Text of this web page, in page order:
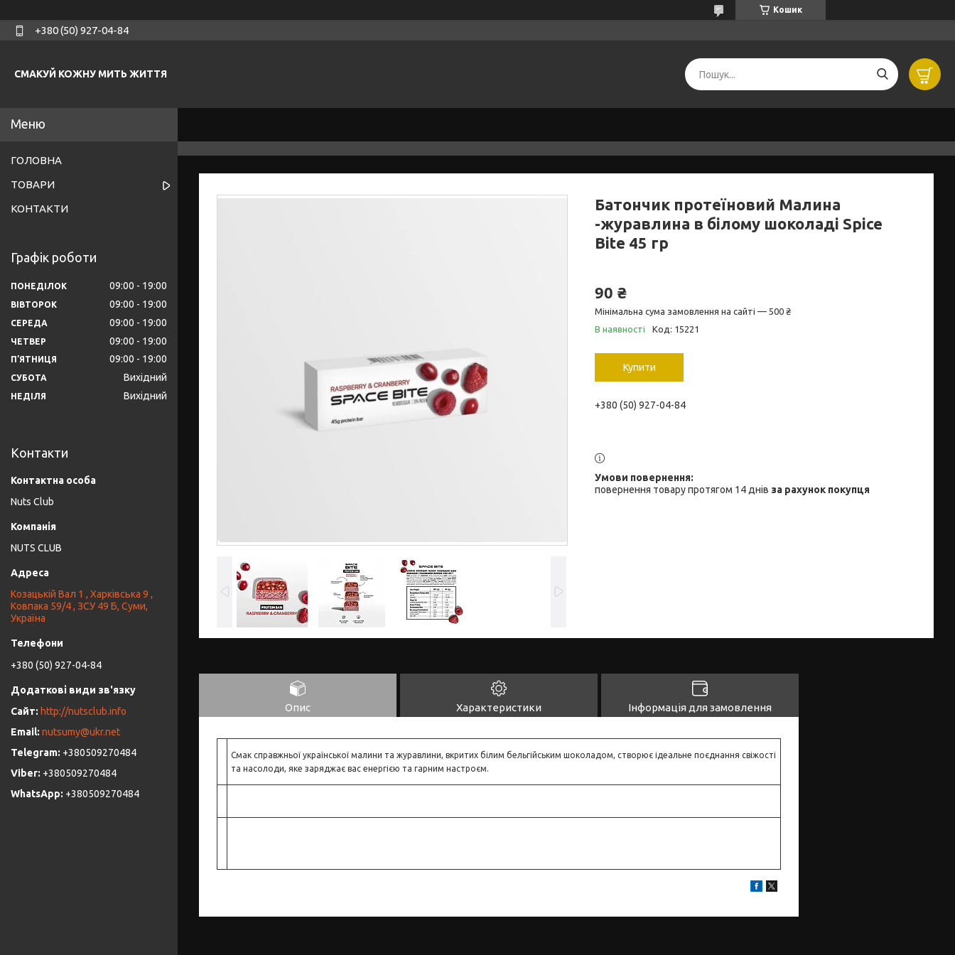
Кошик
+380 (50) 927-04-84
СМАКУЙ КОЖНУ МИТЬ ЖИТТЯ
Батончик протеїновий Малина
-журавлина в білому шоколаді Spice
Bite 45 гр
90 ₴
Мінімальна сума замовлення на сайті — 500 ₴
В наявності
Код: 15221
Купити
+380 (50) 927-04-84
повернення товару протягом 14 днів за рахунок покупця
Опис Характеристики Інформація для замовлення
Смак справжньої української малини та журавлини, вкритих білим бельгійським шоколадом, створює ідеальне поєднання свіжості
та насолоди, яке заряджає вас енергією та гарним настроєм.
ГОЛОВНА
ТОВАРИ
КОНТАКТИ
Графік роботи
ПОНЕДІЛОК 09:00 19:00
ВІВТОРОК 09:00 19:00
СЕРЕДА 09:00 19:00
ЧЕТВЕР 09:00 19:00
ПʼЯТНИЦЯ 09:00 19:00
СУБОТА Вихідний
НЕДІЛЯ Вихідний
Контакти
Nuts Club
NUTS CLUB
Козацькій Вал 1 , Харківська 9 ,
Ковпака 59/4 , ЗСУ 49 Б, Суми,
Україна
+380 (50) 927-04-84
http://nutsclub.info
nutsumy@ukr.net
+380509270484
+380509270484
+380509270484